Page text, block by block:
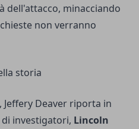
dell'attacco, minacciando
non verranno
storia
Deaver riporta in
investigatori, Lincoln